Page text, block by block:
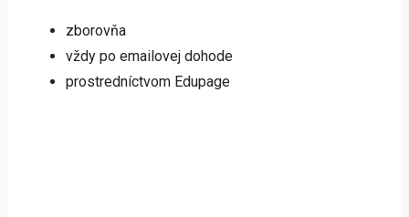
zborovňa
vždy po emailovej dohode
prostredníctvom Edupage